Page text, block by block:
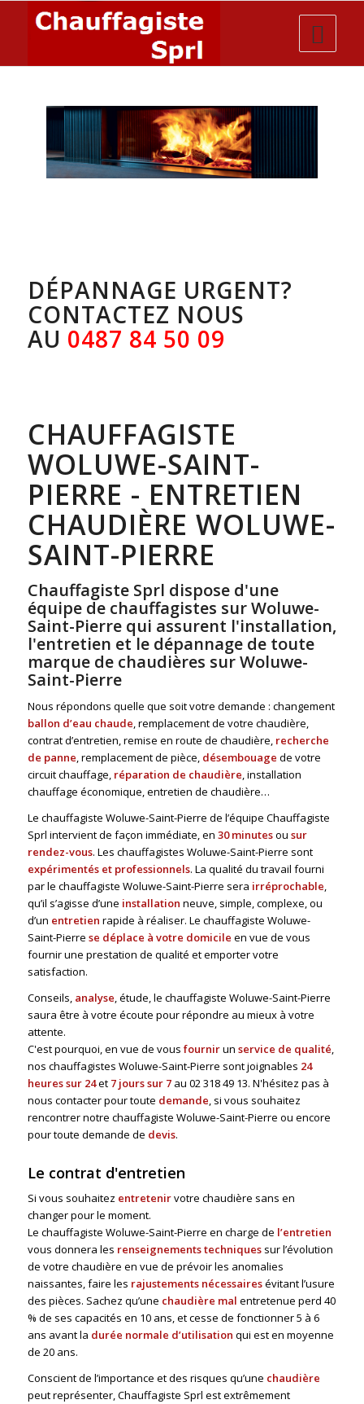
DÉPANNAGE URGENT?
CONTACTEZ NOUS
AU 0487 84 50 09
CHAUFFAGISTE
WOLUWE-SAINT-
PIERRE - ENTRETIEN
CHAUDIÈRE WOLUWE-
SAINT-PIERRE
Chauffagiste Sprl dispose d'une
équipe de chauffagistes sur Woluwe-
Saint-Pierre qui assurent l'installation,
l'entretien et le dépannage de toute
marque de chaudières sur Woluwe-
Saint-Pierre
Nous répondons quelle que soit votre demande : changement
ballon d’eau chaude, remplacement de votre chaudière,
contrat d’entretien, remise en route de chaudière, recherche
de panne, remplacement de pièce, désembouage de votre
circuit chauffage, réparation de chaudière, installation
chauffage économique, entretien de chaudière…
Le chauffagiste Woluwe-Saint-Pierre de l’équipe Chauffagiste
Sprl intervient de façon immédiate, en 30 minutesou sur
rendez-vous. Les chauffagistes Woluwe-Saint-Pierre sont
expérimentés et professionnels. La qualité du travail fourni
par le chauffagiste Woluwe-Saint-Pierre sera irréprochable,
qu’il s’agisse d’une installation neuve, simple, complexe, ou
d’un entretien rapide à réaliser. Le chauffagiste Woluwe-
Saint-Pierre se déplace à votre domicile en vue de vous
fournir une prestation de qualité et emporter votre
satisfaction.
Conseils, analyse, étude, le chauffagiste Woluwe-Saint-Pierre
saura être à votre écoute pour répondre au mieux à votre
attente.
C'est pourquoi, en vue de vous fournirun service de qualité,
nos chauffagistes Woluwe-Saint-Pierre sont joignables 24
heures sur 24et 7 jours sur 7au 02 318 49 13. N'hésitez pas à
nous contacter pour toute demande, si vous souhaitez
rencontrer notre chauffagiste Woluwe-Saint-Pierre ou encore
pour toute demande de devis.
Le contrat d'entretien
Si vous souhaitez entretenirvotre chaudière sans en
changer pour le moment.
Le chauffagiste Woluwe-Saint-Pierre en charge de l’entretien
vous donnera les renseignements techniquessur l’évolution
de votre chaudière en vue de prévoir les anomalies
naissantes, faire les rajustements nécessairesévitant l’usure
des pièces. Sachez qu’une chaudière mal entretenue perd 40
% de ses capacités en 10 ans, et cesse de fonctionner 5 à 6
ans avant la durée normale d’utilisation qui est en moyenne
de 20 ans.
Conscient de l’importance et des risques qu’une chaudière
peut représenter, Chauffagiste Sprl est extrêmement